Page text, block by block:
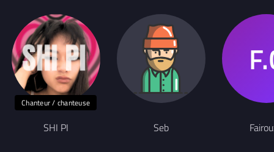
Chanteur / chanteuse
SHI PI Seb